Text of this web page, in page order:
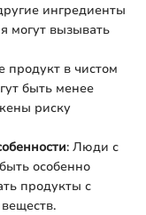
ингредиенты
могут вызывать
продукт в чистом
быть менее
риску
: Люди с
особенно
продукты с